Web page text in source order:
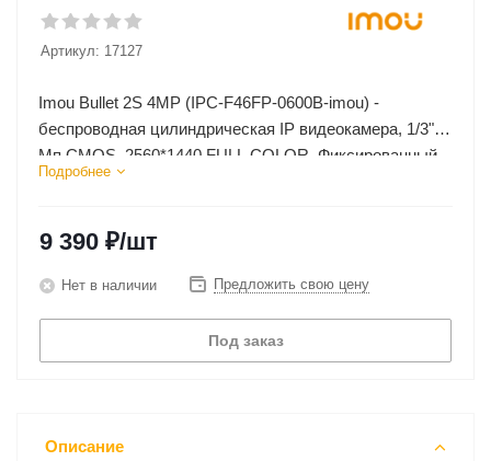
Артикул: 17127
Imou Bullet 2S 4MP (IPC-F46FP-0600B-imou) -
беспроводная цилиндрическая IP видеокамера, 1/3" 4
Мп CMOS, 2560*1440 FULL COLOR. Фиксированный
объектив.
Подробнее
9 390 ₽/шт
Нет в наличии Предложить свою цену
Под заказ
Описание